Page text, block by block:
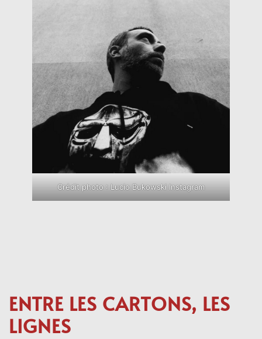
Crédit photo : Lucio Bukowski Instagram
ENTRE LES CARTONS, LES
LIGNES